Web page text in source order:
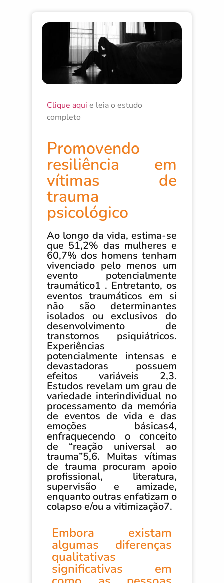
Clique aqui e leia o estudo
completo
Promovendo
resiliência em
vítimas de
trauma
psicológico
Ao longo da vida, estima-se
que 51,2% das mulheres e
60,7% dos homens tenham
vivenciado pelo menos um
evento potencialmente
traumático1 . Entretanto, os
eventos traumáticos em si
não são determinantes
isolados ou exclusivos do
desenvolvimento de
transtornos psiquiátricos.
Experiências
potencialmente intensas e
devastadoras possuem
efeitos variáveis 2,3.
Estudos revelam um grau de
variedade interindividual no
processamento da memória
de eventos de vida e das
emoções básicas4,
enfraquecendo o conceito
de “reação universal ao
trauma”5,6. Muitas vítimas
de trauma procuram apoio
profissional, literatura,
supervisão e amizade,
enquanto outras enfatizam o
colapso e/ou a vitimização7.
Embora existam
algumas diferenças
qualitativas
significativas em